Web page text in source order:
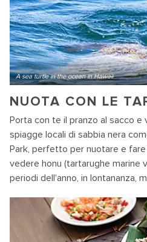
A sea turtle in the ocean in Hawaii
NUOTA CON LE
Porta con te il pranzo al sacco e
spiagge locali di sabbia nera
Park, perfetto per nuotare e
vedere honu (tartarughe marine
periodi dell'anno, in lontananza,